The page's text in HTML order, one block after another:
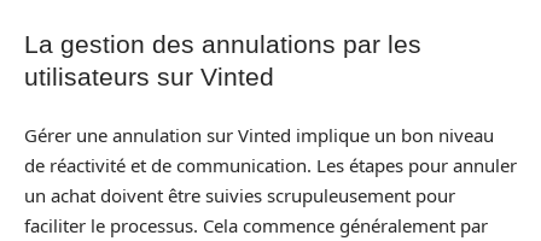
La gestion des annulations par les
utilisateurs sur Vinted
Gérer une annulation sur Vinted implique un bon niveau
de réactivité et de communication. Les étapes pour annuler
un achat doivent être suivies scrupuleusement pour
faciliter le processus. Cela commence généralement par